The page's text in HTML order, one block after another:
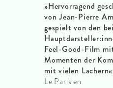
»Hervorragend
von Jean-Pierre
gespielt von den
Feel-Good-Film
Momenten der
mit vielen Lachern«
Le Parisien